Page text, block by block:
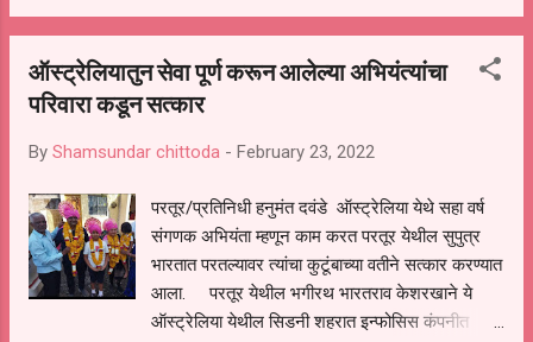
अचानक भडका झाल्याने आगीने रोद्ररूप धारण करून
ग्रामस्थांनी आग विझविन्यासाठी अग्निशामक दलाल
पाचारण करण्यात आले. अग्निशामक व गावकर्‍यांनी आग
अनर्थ टळला. या आगीत घरासह घरातील एक किंट्टल गहू,
रोख रक्कम दोन लाख तीन हजार रुपये जाळून खाक झाले.
असा अंदाजे तीन ते साडेतीन लाख रुपयाचे नुकसान
झाल्याची प्राथमिक माहिती मिळाली आहे. अग्निशामक दलाचे
अधिकारी अनिल पारिख, फायरमन अमित कनाके,
प्रशिक्षणार्थी सुनील काळे, संदीप हिवाळे, तसेच गा...
ऑस्ट्रेलियातुन सेवा पूर्ण करून आलेल्या अभियंत्यांचा
परिवारा कडून सत्कार
By Shamsundar chittoda - February 23, 2022
परतूर/प्रतिनिधी हनुमंत दवंडे ऑस्ट्रेलिया येथे सहा वर्ष
संगणक अभियंता म्हणून काम करत परतूर येथील सुपुत्र
भारतात परतल्यावर त्यांचा कुटूंबाच्या वतीने सत्कार करण्यात
आला. परतूर येथील भगीरथ भारतराव केशरखाने ये
ऑस्ट्रेलिया येथील सिडनी शहरात इन्फोसिस कंपनीत